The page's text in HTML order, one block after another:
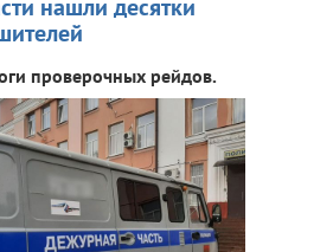
нашли десятки
проверочных рейдов.